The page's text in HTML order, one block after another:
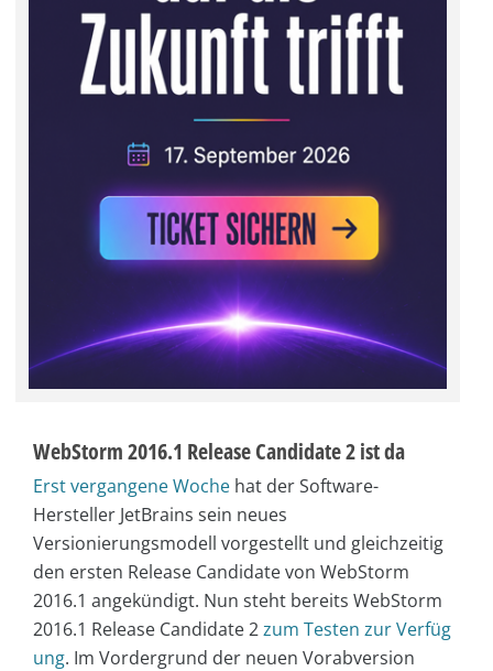
WebStorm 2016.1 Release Candidate 2 ist da
Erst vergangene Woche hat der Software-
Hersteller JetBrains sein neues
Versionierungsmodell vorgestellt und gleichzeitig
den ersten Release Candidate von WebStorm
2016.1 angekündigt. Nun steht bereits WebStorm
2016.1 Release Candidate 2zum Testen zur Verfüg
ung. Im Vordergrund der neuen Vorabversion